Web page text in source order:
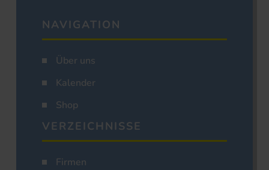
NAVIGATION
Über uns
Kalender
Shop
VERZEICHNISSE
Firmen